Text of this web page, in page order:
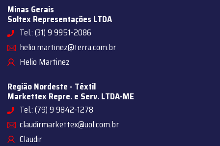
Minas Gerais
Soltex Representações LTDA
Tel.: (31) 9 9951-2086
helio.martinez@terra.com.br
Helio Martinez
Região Nordeste - Têxtil
Markettex Repre. e Serv. LTDA-ME
Tel.: (79) 9 9842-1278
claudirmarkettex@uol.com.br
Claudir